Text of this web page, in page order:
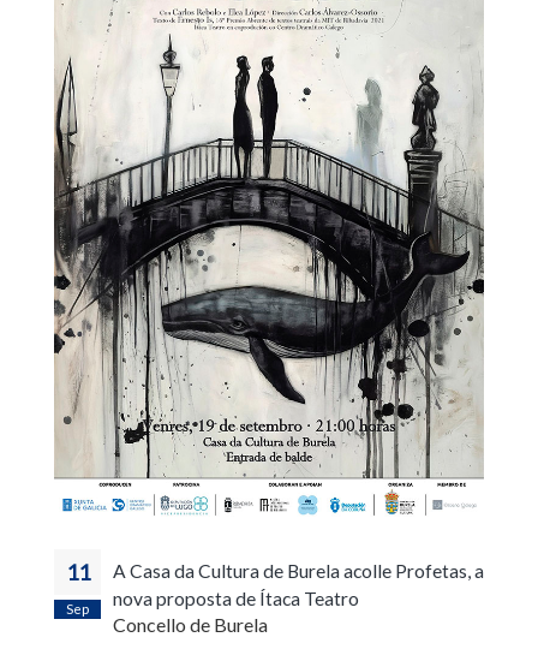
11
Sep
A Casa da Cultura de Burela acolle Profetas, a
nova proposta de Ítaca Teatro
Concello de Burela